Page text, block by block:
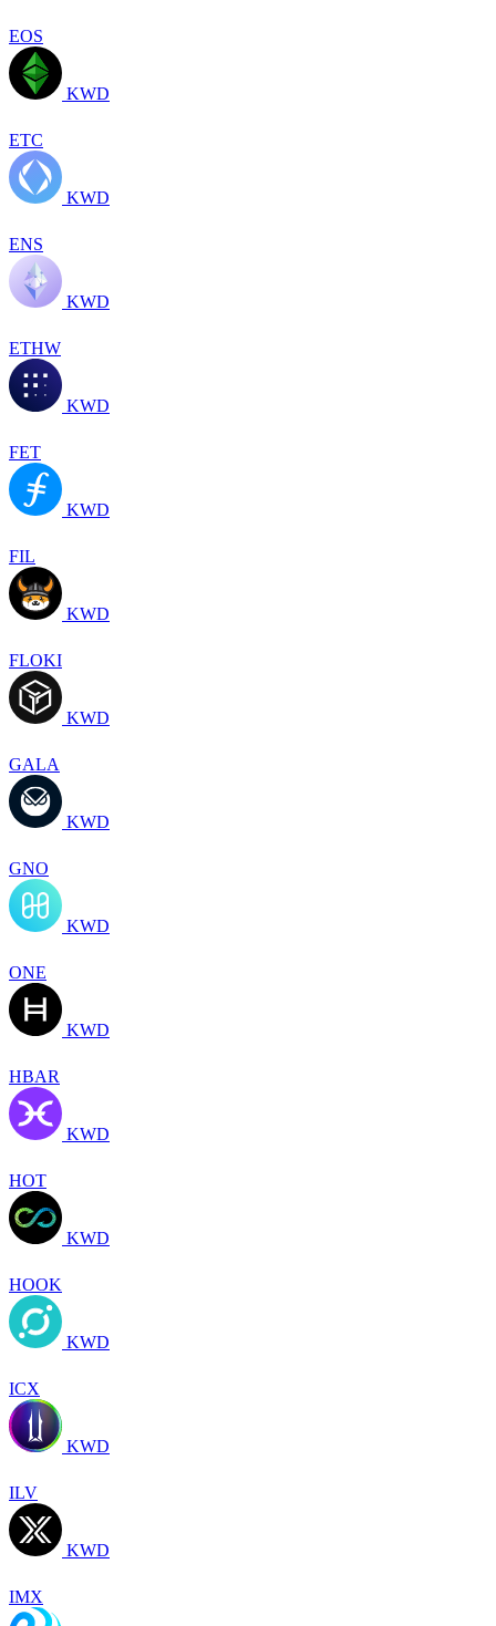
EOS
KWD
ETC
KWD
ENS
KWD
ETHW
KWD
FET
KWD
FIL
KWD
FLOKI
KWD
GALA
KWD
GNO
KWD
ONE
KWD
HBAR
KWD
HOT
KWD
HOOK
KWD
ICX
KWD
ILV
KWD
IMX